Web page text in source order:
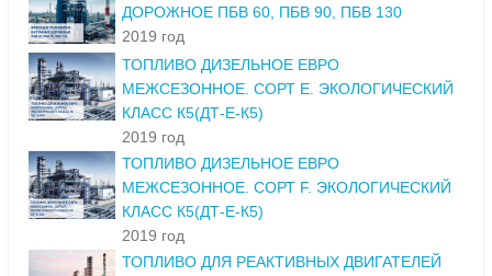
ДОРОЖНОЕ ПБВ 60, ПБВ 90, ПБВ 130
2019 год
ТОПЛИВО ДИЗЕЛЬНОЕ ЕВРО
МЕЖСЕЗОННОЕ. СОРТ Е. ЭКОЛОГИЧЕСКИЙ
КЛАСС К5(ДТ-Е-К5)
2019 год
ТОПЛИВО ДИЗЕЛЬНОЕ ЕВРО
МЕЖСЕЗОННОЕ. СОРТ F. ЭКОЛОГИЧЕСКИЙ
КЛАСС К5(ДТ-Е-К5)
2019 год
ТОПЛИВО ДЛЯ РЕАКТИВНЫХ ДВИГАТЕЛЕЙ